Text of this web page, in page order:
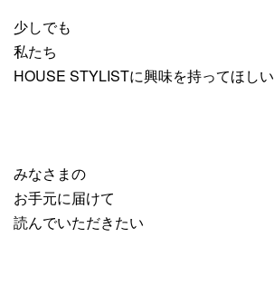
少しでも
私たち
HOUSE STYLISTに興味を持ってほしい
みなさまの
お手元に届けて
読んでいただきたい